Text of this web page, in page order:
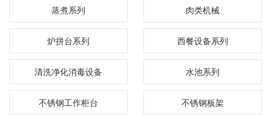
蒸煮系列 肉类机械
炉拼台系列 西餐设备系列
清洗净化消毒设备 水池系列
不锈钢工作柜台 不锈钢板架